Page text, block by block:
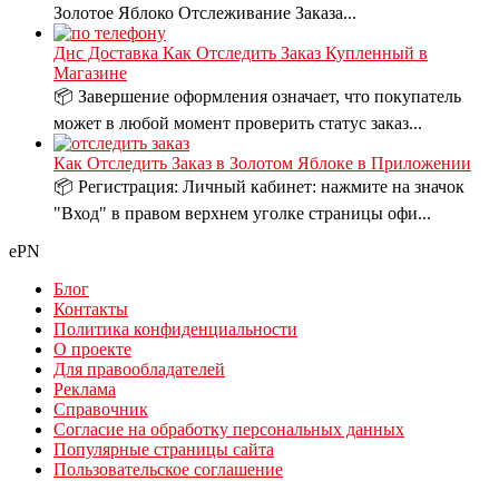
Золотое Яблоко Отслеживание Заказа...
Днс Доставка Как Отследить Заказ Купленный в
Магазине
📦 Завершение оформления означает, что покупатель
может в любой момент проверить статус заказ...
Как Отследить Заказ в Золотом Яблоке в Приложении
📦 Регистрация: Личный кабинет: нажмите на значок
"Вход" в правом верхнем уголке страницы офи...
ePN
Блог
Контакты
Политика конфиденциальности
О проекте
Для правообладателей
Реклама
Справочник
Согласие на обработку персональных данных
Популярные страницы сайта
Пользовательское соглашение